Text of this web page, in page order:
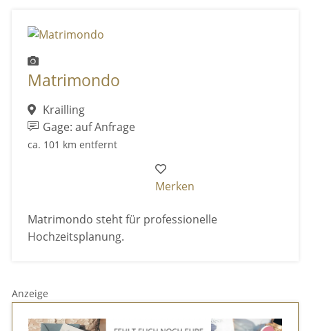
Matrimondo
Krailling
Gage: auf Anfrage
ca. 101 km entfernt
Merken
Matrimondo steht für professionelle
Hochzeitsplanung.
Anzeige